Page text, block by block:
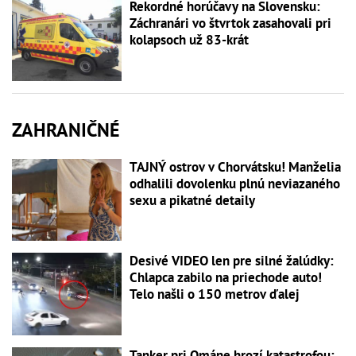
Rekordné horúčavy na Slovensku:
Záchranári vo štvrtok zasahovali pri
kolapsoch už 83-krát
ZAHRANIČNÉ
TAJNÝ ostrov v Chorvátsku! Manželia
odhalili dovolenku plnú neviazaného
sexu a pikatné detaily
Desivé VIDEO len pre silné žalúdky:
Chlapca zabilo na priechode auto!
Telo našli o 150 metrov ďalej